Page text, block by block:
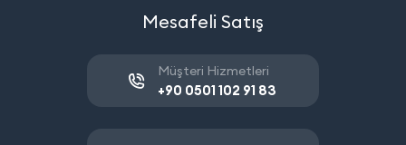
Mesafeli Satış
Müşteri Hizmetleri
+90 0501 102 91 83